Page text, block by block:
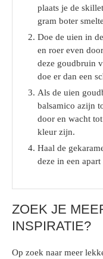
plaats je de
gram boter
Doe de uien in
en roer even
deze goudbruin
doe er dan een
Als de uien
balsamico azijn
door en wacht
kleur zijn.
Haal de
deze in een apart
ZOEK JE
INSPIRATIE?
Op zoek naar meer